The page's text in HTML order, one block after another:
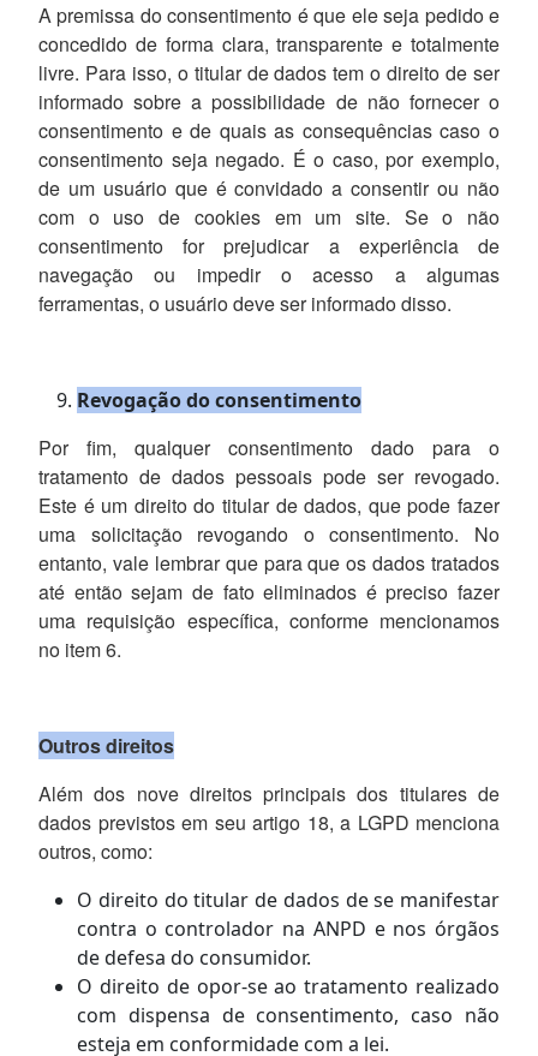
A premissa do consentimento é que ele seja pedido e
concedido de forma clara, transparente e totalmente
livre. Para isso, o titular de dados tem o direito de ser
informado sobre a possibilidade de não fornecer o
consentimento e de quais as consequências caso o
consentimento seja negado. É o caso, por exemplo,
de um usuário que é convidado a consentir ou não
com o uso de cookies em um site. Se o não
consentimento for prejudicar a experiência de
navegação ou impedir o acesso a algumas
ferramentas, o usuário deve ser informado disso.
Revogação do consentimento
Por fim, qualquer consentimento dado para o
tratamento de dados pessoais pode ser revogado.
Este é um direito do titular de dados, que pode fazer
uma solicitação revogando o consentimento. No
entanto, vale lembrar que para que os dados tratados
até então sejam de fato eliminados é preciso fazer
uma requisição específica, conforme mencionamos
no item 6.
Outros direitos
Além dos nove direitos principais dos titulares de
dados previstos em seu artigo 18, a LGPD menciona
outros, como:
O direito do titular de dados de se manifestar
contra o controlador na ANPD e nos órgãos
de defesa do consumidor.
O direito de opor-se ao tratamento realizado
com dispensa de consentimento, caso não
esteja em conformidade com a lei.